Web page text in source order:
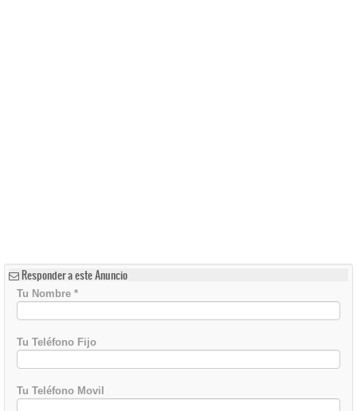
Responder a este Anuncio
Tu Nombre *
Tu Teléfono Fijo
Tu Teléfono Movil